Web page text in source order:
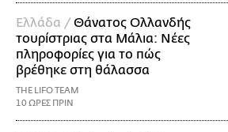
Ελλάδα /Θάνατος Ολλανδής
τουρίστριας στα Μάλια: Νέες
πληροφορίες για το πώς
βρέθηκε στη θάλασσα
THE LIFO TEAM
10 ΩΡΕΣ ΠΡΙΝ